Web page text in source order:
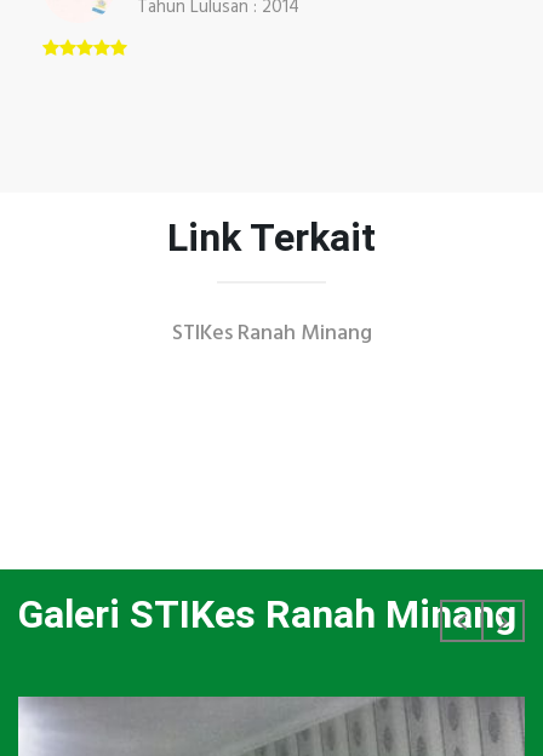
Link Terkait
STIKes Ranah Minang
Galeri STIKes Ranah Minang